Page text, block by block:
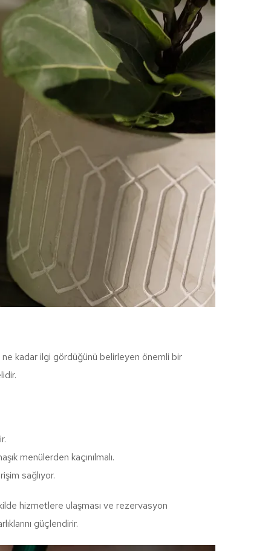
ne kadar ilgi gördüğünü belirleyen önemli bir
menülerden kaçınılmalı.
sağlıyor.
hizmetlere ulaşması ve rezervasyon
güçlendirir.